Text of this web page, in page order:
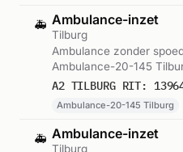
🚑 Ambulance-inzet
Tilburg
Ambulance zonder
Ambulance-20-145
Ambulance-20-145 Tilburg
🚑 Ambulance-inzet
Tilburg